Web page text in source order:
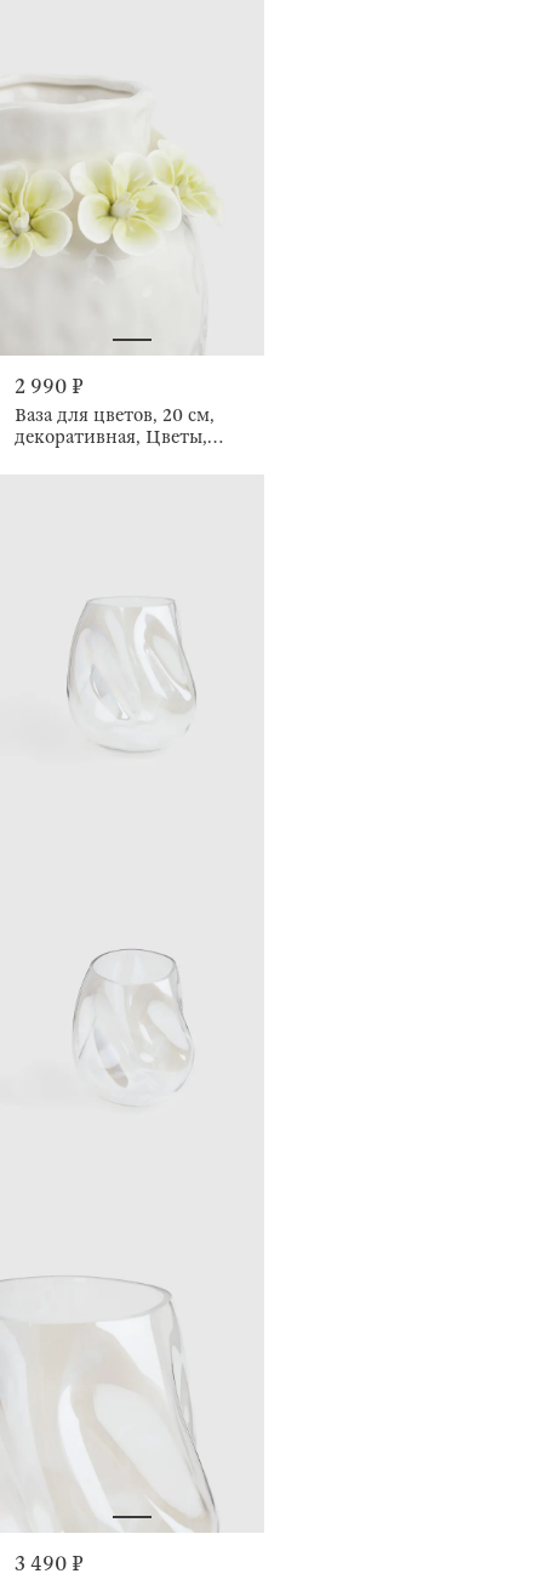
2 990 ₽
Ваза для цветов, 20 см,
декоративная, Цветы,
3 490 ₽